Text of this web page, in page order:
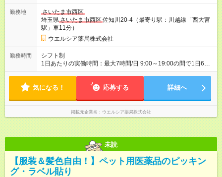
間の長さ：3ヶ月 雇用形態、給与は本採用時と同じです。
勤務地
さいたま市西区
埼玉県さいたま市西区佐知川20-4（最寄り駅：川越線「西大宮
駅」車11分）
ウエルシア薬局株式会社
勤務時間
シフト制
1日あたりの実働時間：最大7時間/日 9:00～19:00の間で1日6時
間～応相談 ☆週2～5日の勤務 ※勤務曜日応相談 ☆未経験・無資
気になる！ 応募する 詳細へ
掲載元企業名 ウエルシア薬局株式会社
未読
【服装＆髪色自由！】ペット用医薬品のピッキン
グ・ラベル貼り